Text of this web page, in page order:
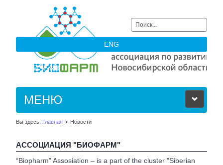
Искать...
ENG
МЕНЮ
ОБ АССОЦИАЦИИ
ЧЛЕНЫ АССОЦИАЦИИ
Вы здесь: Главная Новости
АССОЦИАЦИЯ "БИОФАРМ"
“Biopharm” Assosiation – is a part of the cluster "Siberian